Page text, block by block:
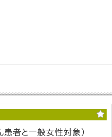
患者と一般女性対象）